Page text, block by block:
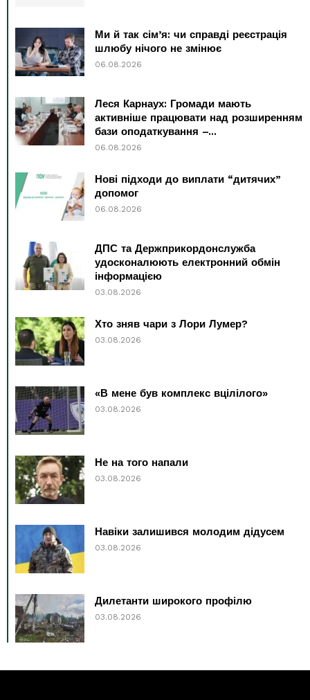
Ми й так сім’я: чи справді реєстрація
шлюбу нічого не змінює
06.08.2026
Леся Карнаух: Громади мають
активніше працювати над розширенням
бази оподаткування –...
06.08.2026
Нові підходи до виплати “дитячих”
допомог
06.08.2026
ДПС та Держприкордонслужба
удосконалюють електронний обмін
інформацією
03.08.2026
Хто зняв чари з Лори Лумер?
03.08.2026
«В мене був комплекс вцілілого»
03.08.2026
Не на того напали
03.08.2026
Навіки залишився молодим дідусем
03.08.2026
Дилетанти широкого профілю
03.08.2026